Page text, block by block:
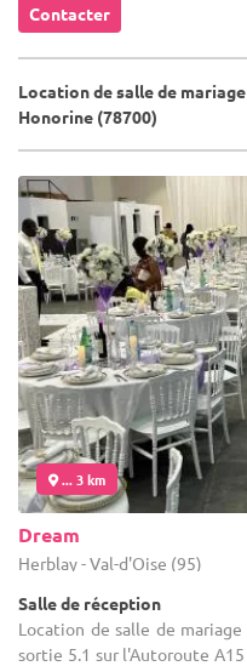
Contacter
Location de salle de
Honorine (78700)
... 3 km
Dream
Herblay - Val-d'Oise (95)
Salle de réception
Location de salle de
sortie 5.1 sur l'Autoroute